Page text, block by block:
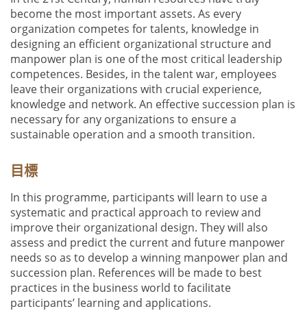
become the most important assets. As every
organization competes for talents, knowledge in
designing an efficient organizational structure and
manpower plan is one of the most critical leadership
competences. Besides, in the talent war, employees
leave their organizations with crucial experience,
knowledge and network. An effective succession plan is
necessary for any organizations to ensure a
sustainable operation and a smooth transition.
目標
In this programme, participants will learn to use a
systematic and practical approach to review and
improve their organizational design. They will also
assess and predict the current and future manpower
needs so as to develop a winning manpower plan and
succession plan. References will be made to best
practices in the business world to facilitate
participants’ learning and applications.